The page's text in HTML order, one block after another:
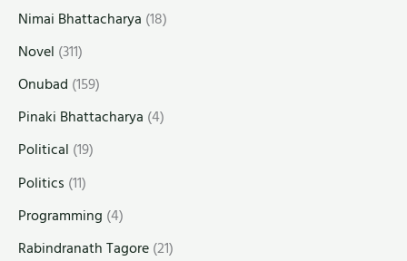
Nimai Bhattacharya (18)
Novel (311)
Onubad (159)
Pinaki Bhattacharya (4)
Political (19)
Politics (11)
Programming (4)
Rabindranath Tagore(21)